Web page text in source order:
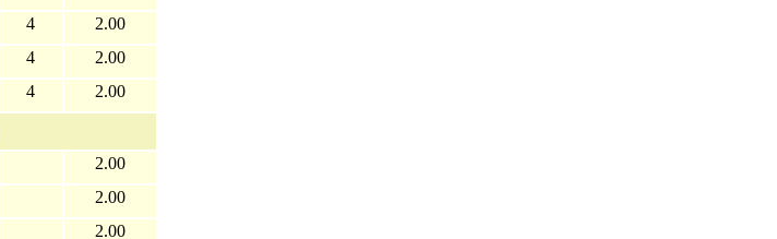
4
2.00
4
2.00
4 2.00
2.00
2.00
2.00